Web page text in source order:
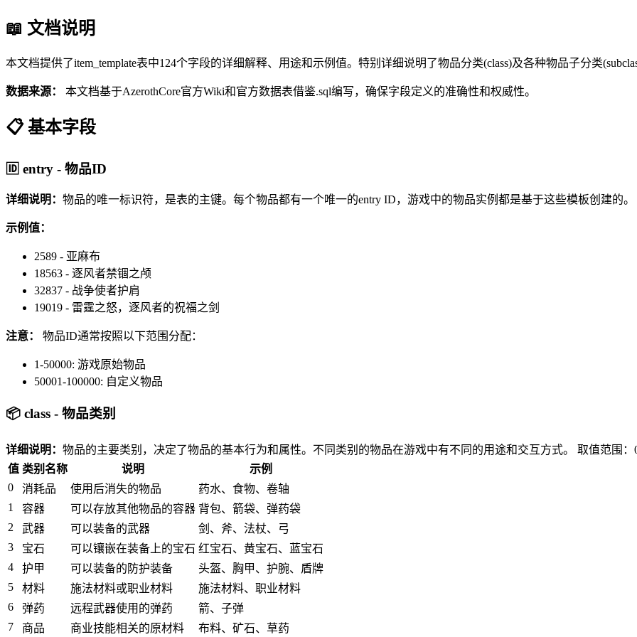
📖 文档说明
本文档提供了item_template表中124个字段的详细解释、用途和示例值。特别详细说明了物品分类(class)及各种物品子分类
数据来源： 本文档基于AzerothCore官方Wiki和官方数据表借鉴.sql编写，确保字段定义的准确性和权威性。
📋 基本字段
🆔 entry - 物品ID
详细说明： 物品的唯一标识符，是表的主键。每个物品都有一个唯一的entry ID，游戏中的物品实例都是基于这些模板创建的。
示例值：
2589 - 亚麻布
18563 - 逐风者禁锢之颅
32837 - 战争使者护肩
19019 - 雷霆之怒，逐风者的祝福之剑
注意： 物品ID通常按照以下范围分配：
1-50000: 游戏原始物品
50001-100000: 自定义物品
📦 class - 物品类别
详细说明： 物品的主要类别，决定了物品的基本行为和属性。不同类别的物品在游戏中有不同的用途和交互方式。 取值范围：
值 类别名称 说明
示例
0
消耗品 使用后消失的物品
药水、食物、卷轴
1
容器 可以存放其他物品的容器 背包、箭袋、弹药袋
2
武器 可以装备的武器
剑、斧、法杖、弓
3
宝石 可以镶嵌在装备上的宝石 红宝石、黄宝石、蓝宝石
4
护甲 可以装备的防护装备
头盔、胸甲、护腕、盾牌
5
材料 施法材料或职业材料
施法材料、职业材料
6
弹药 远程武器使用的弹药
箭、子弹
7
商品 商业技能相关的原材料 布料、矿石、草药